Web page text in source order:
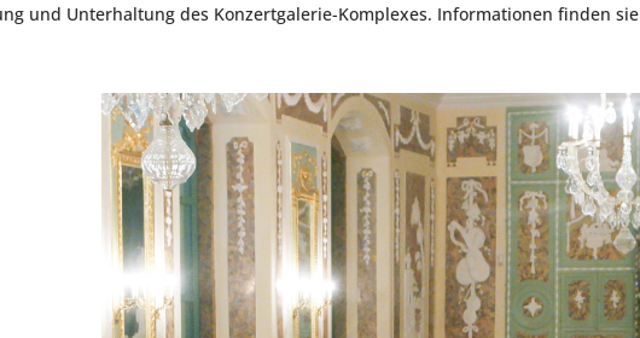
und Unterhaltung des Konzertgalerie-Komplexes. Informationen finden sie